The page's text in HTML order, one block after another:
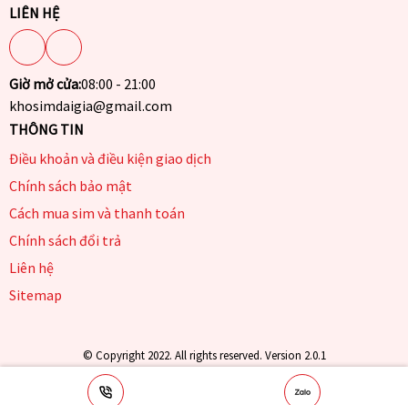
LIÊN HỆ
Giờ mở cửa:08:00 - 21:00
khosimdaigia@gmail.com
THÔNG TIN
Điều khoản và điều kiện giao dịch
Chính sách bảo mật
Cách mua sim và thanh toán
Chính sách đổi trả
Liên hệ
Sitemap
© Copyright 2022. All rights reserved. Version 2.0.1